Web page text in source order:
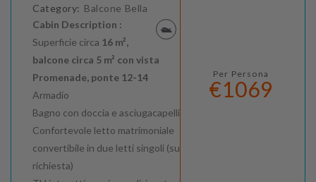
Category: Balcone Bella
Cabin Description :
Superficie circa 16 m²,
balcone circa 5 m² con vista
Promenade, ponte 12-14
Armadio
Bagno con doccia e asciugacapelli
Confortevole letto matrimoniale
convertibile in due letti singoli (su
richiesta)
Per Persona
€1069